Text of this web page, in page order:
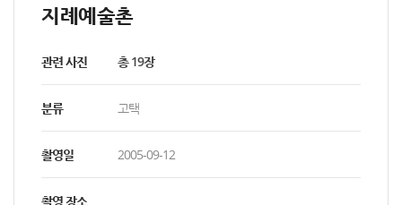
지례예술촌
관련 사진 총 19장
분류 고택
촬영일 2005-09-12
촬영 장소